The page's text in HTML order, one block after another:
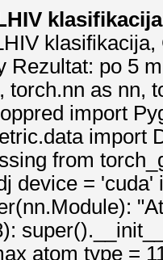
Rezultat: po 5
torch.nn as nn,
import
import
from
device =
atom type =